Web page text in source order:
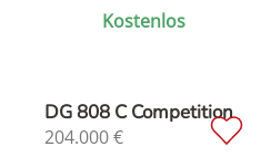
Kostenlos
DG 808 C Competition
204.000€